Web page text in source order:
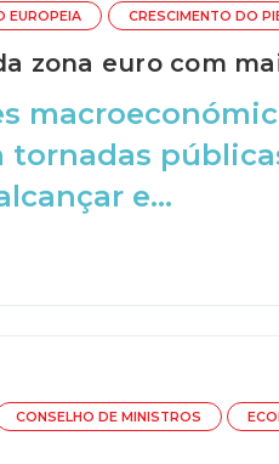
EUROPEIA CRESCIMENTO DO
zona euro com
tornadas
e...
CONSELHO DE MINISTROS